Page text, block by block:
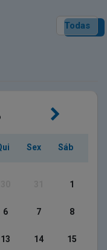
Todas
Sex Sáb
1
6 7 8
13 14 15